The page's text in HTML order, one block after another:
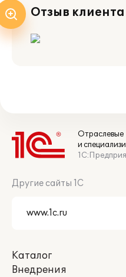
Отзыв клиента
Отраслевые
и
Другие сайты 1С
Каталог
Внедрения